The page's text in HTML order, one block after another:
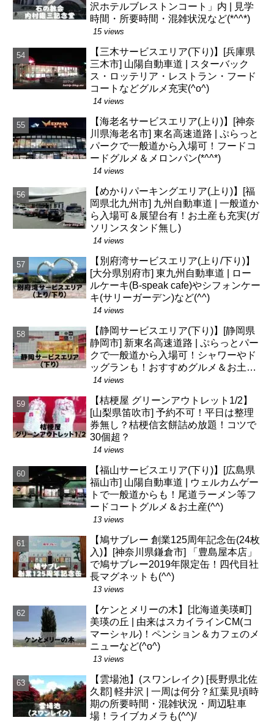
沢ホテルブレストンコート」内 | 見学
時間・所要時間・混雑状況など(*^^*)
15 views
【三木サービスエリア(下り)】[兵庫県
三木市] 山陽自動車道 | スターバック
ス・ロッテリア・レストラン・フード
コートなどグルメ充実(^o^)
14 views
【海老名サービスエリア(上り)】[神奈
川県海老名市] 東名高速道路 | ぷらっと
パークで一般道から入場可！フードコ
ードグルメ＆メロンパン(*^^*)
14 views
【めかりパーキングエリア(上り)】[福
岡県北九州市] 九州自動車道 | 一般道か
ら入場可＆展望台有！お土産も充実(ガ
ソリンスタンド無し)
14 views
【別府湾サービスエリア(上り/下り)】
[大分県別府市] 東九州自動車道 | ロー
ルケーキ(B-speak cafe)やシフォンケー
キ(サリーガーデン)など(^^)
14 views
【静岡サービスエリア(下り)】[静岡県
静岡市] 新東名高速道路 | ぷらっとパー
クで一般道から入場可！シャワーやド
ッグランも！おすすめグルメ＆お土産
(^^)
14 views
【桔梗屋 グリーンアウトレット1/2】
[山梨県笛吹市] 予約不可！平日は整理
券無し？桔梗信玄餅詰め放題！コツで
30個超？
14 views
【福山サービスエリア(下り)】[広島県
福山市] 山陽自動車道 | ウェルカムゲー
トで一般道からも！尾道ラーメン等フ
ードコートグルメ＆お土産(^^)
13 views
【鳩サブレー 創業125周年記念缶(24枚
入)】[神奈川県鎌倉市] 「豊島屋本店」
で鳩サブレー2019年限定缶！四代目社
長マグネットも(^^)
13 views
【ケンとメリーの木】[北海道美瑛町]
美瑛の丘 | 由来はスカイラインCM(コ
マーシャル)！ペンション＆カフェのメ
ニューなど(^o^)
13 views
【雲場池】(スワンレイク) [長野県北佐
久郡] 軽井沢 | 一周は何分？紅葉見頃時
期の所要時間・混雑状況・周辺駐車
場！ライブカメラも(^^)/